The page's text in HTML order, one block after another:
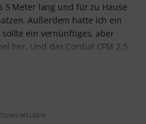
5 Meter lang und für zu Hause
Außerdem hatte ich ein
ein vernünftiges, aber
her. Und das Cordial CFM 2,5
MELDEN